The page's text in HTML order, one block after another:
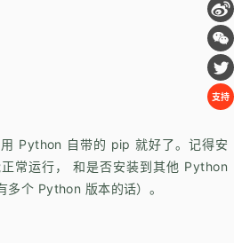
支持
Python 自带的 pip 就好了。记得安
常运行， 和是否安装到其他 Python
多个 Python 版本的话）。